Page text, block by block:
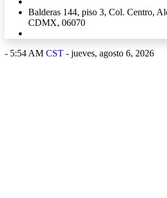
Balderas 144, piso 3, Col. Centro,
CDMX, 06070
- 5:54 AM CST - jueves, agosto 6, 2026